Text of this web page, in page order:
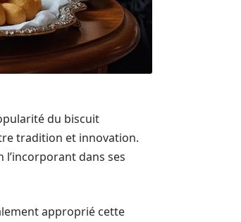
du biscuit
tradition et innovation.
dans ses
approprié cette